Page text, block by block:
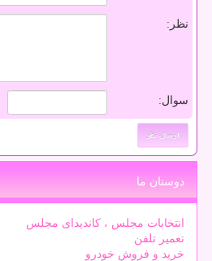
نظر:
سوال:
دوستان ما
انتخابات مجلس ، کاندیدای مجلس
تعمیر تلفن
خرید و فروش خودرو